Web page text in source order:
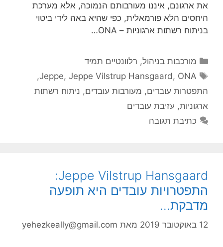
את ארגונם, איננו מעורבותם הנמוכה, אלא מערכת
היחסים הלא פורמאלית, כפי שהיא באה לידי ביטוי
בניתוח רשתות ארגוניות – ONA…
קטגוריות
מורכבות בניהול, רלוונטיים תמיד
תגיות
Jeppe, Jeppe Vilstrup Hansgaard, ONA
,
התפטרות עובדים, מעורבות עובדים, ניתוח רשתות
ארגוניות, עזיבת עובדים
כתיבת תגובה
Jeppe Vilstrup Hansgaard:
התפטרויות עובדים היא תופעה
מדבקת…
12 באוקטובר 2019 מאת yehezkeally@gmail.com